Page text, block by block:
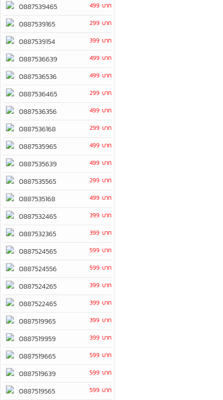
0887539465 499 บาท
0887539165 299 บาท
0887539154 399 บาท
0887536639 499 บาท
0887536536 499 บาท
0887536465 299 บาท
0887536356 499 บาท
0887536168 299 บาท
0887535965 499 บาท
0887535639 499 บาท
0887535565 299 บาท
0887535168 499 บาท
0887532465 399 บาท
0887532365 399 บาท
0887524565 599 บาท
0887524556 599 บาท
0887524265 399 บาท
0887522465 399 บาท
0887519965 399 บาท
0887519959 399 บาท
0887519665 599 บาท
0887519639 599 บาท
0887519565 599 บาท